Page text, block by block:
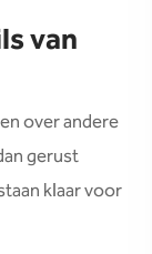
van
over andere
gerust
klaar voor